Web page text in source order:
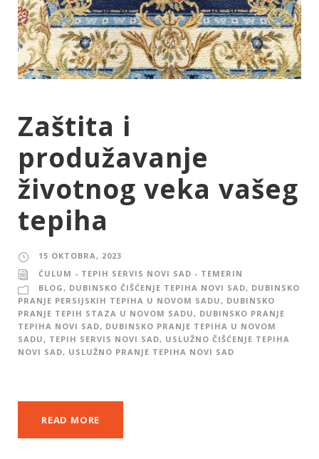
Zaštita i
produžavanje
životnog veka vašeg
tepiha
15 OKTOBRA, 2023
ĆULUM - TEPIH SERVIS NOVI SAD - TEMERIN
BLOG, DUBINSKO ČIŠĆENJE TEPIHA NOVI SAD, DUBINSKO
PRANJE PERSIJSKIH TEPIHA U NOVOM SADU, DUBINSKO
PRANJE TEPIH STAZA U NOVOM SADU, DUBINSKO PRANJE
TEPIHA NOVI SAD, DUBINSKO PRANJE TEPIHA U NOVOM
SADU, TEPIH SERVIS NOVI SAD, USLUŽNO ČIŠĆENJE TEPIHA
NOVI SAD, USLUŽNO PRANJE TEPIHA NOVI SAD
READ MORE